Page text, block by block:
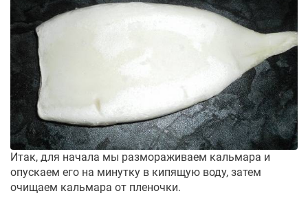
Итак, для начала мы размораживаем кальмара и
опускаем его на минутку в кипящую воду, затем
очищаем кальмара от пленочки.